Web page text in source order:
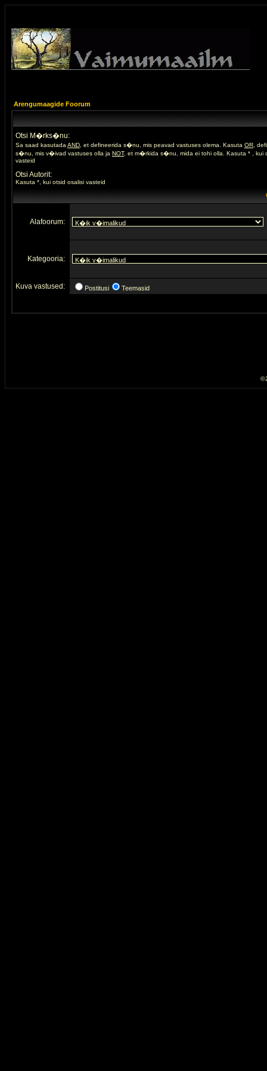
Arengumaagide Foorum
Otsi M�rks�nu:
Sa saad kasutada AND , et defineerida s�nu, mis peavad vastuses olema. Kasuta OR ,
s�nu, mis v�ivad vastuses olla ja NOT, et m�rkida s�nu, mida ei tohi olla. Kasuta * , kui
vasteid
Otsi Autorit:
Kasuta *, kui otsid osalisi vasteid
Alafoorum:
Kategooria:
Kuva vastused: Postitusi Teemasid
©